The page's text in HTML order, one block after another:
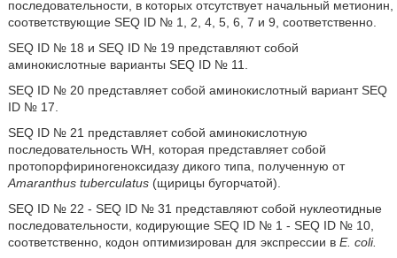
последовательности, в которых отсутствует начальный метионин,
соответствующие SEQ ID № 1, 2, 4, 5, 6, 7 и 9, соответственно.
SEQ ID № 18 и SEQ ID № 19 представляют собой
аминокислотные варианты SEQ ID № 11.
SEQ ID № 20 представляет собой аминокислотный вариант SEQ
ID № 17.
SEQ ID № 21 представляет собой аминокислотную
последовательность WH, которая представляет собой
протопорфириногеноксидазу дикого типа, полученную от
Amaranthus tuberculatus(щирицы бугорчатой).
SEQ ID № 22 - SEQ ID № 31 представляют собой нуклеотидные
последовательности, кодирующие SEQ ID № 1 - SEQ ID № 10,
соответственно, кодон оптимизирован для экспрессии в E. coli.